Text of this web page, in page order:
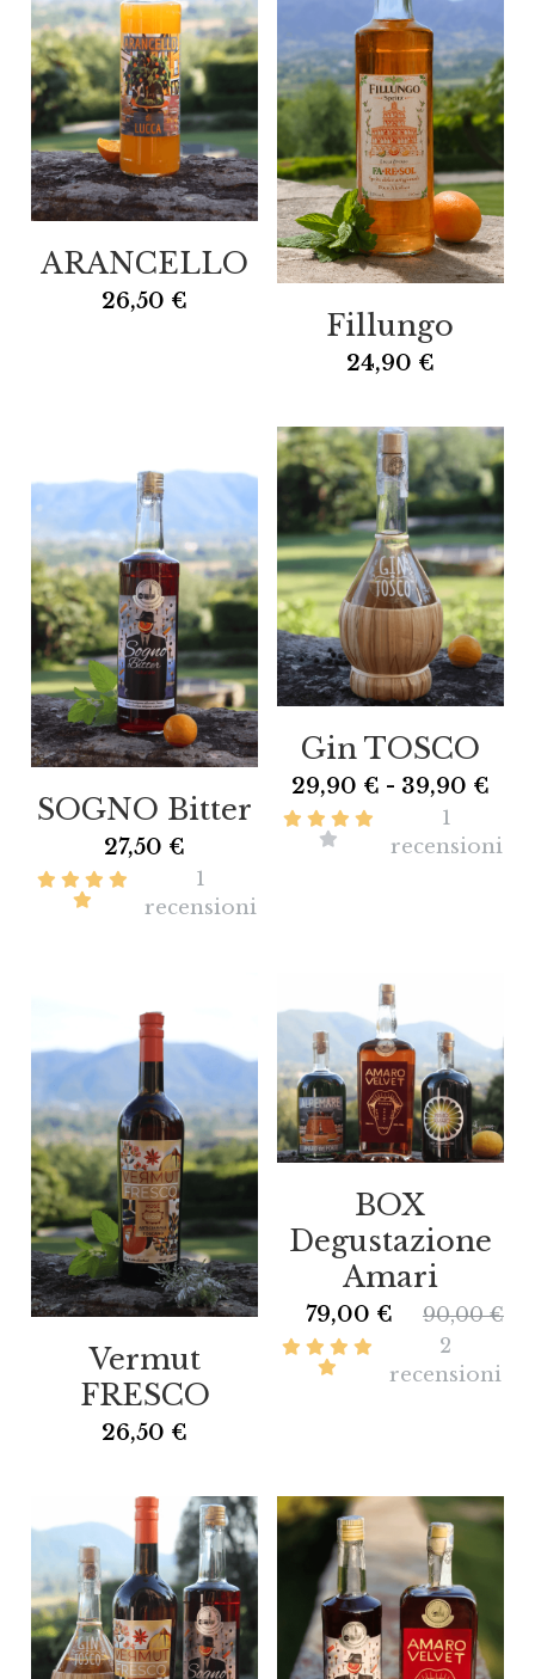
ARANCELLO
26,50 €
Fillungo
24,90 €
SOGNO Bitter
27,50 €
1
recensioni
Gin TOSCO
29,90 € - 39,90 €
1
recensioni
Vermut
FRESCO
26,50 €
BOX
Degustazione
Amari
79,00 €
90,00 €
2
recensioni